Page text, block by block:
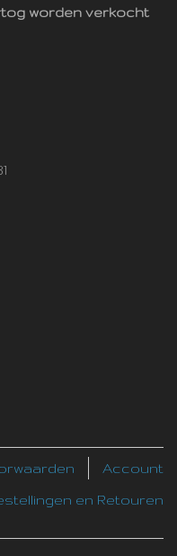
worden verkocht
Account
en Retouren